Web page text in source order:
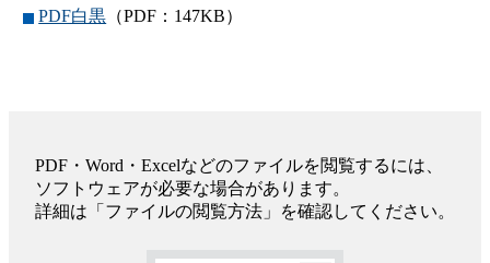
PDF白黒 （PDF：147KB）
PDF・Word・Excelなどのファイルを閲覧するには、
ソフトウェアが必要な場合があります。
詳細は「ファイルの閲覧方法」を確認してください。